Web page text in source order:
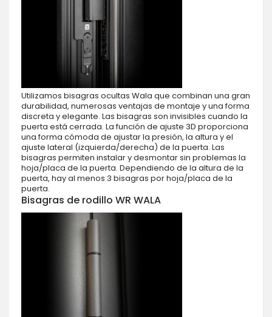
Utilizamos bisagras ocultas Wala que combinan una gran
durabilidad, numerosas ventajas de montaje y una forma
discreta y elegante. Las bisagras son invisibles cuando la
puerta está cerrada. La función de ajuste 3D proporciona
una forma cómoda de ajustar la presión, la altura y el
ajuste lateral (izquierda/derecha) de la puerta. Las
bisagras permiten instalar y desmontar sin problemas la
hoja/placa de la puerta. Dependiendo de la altura de la
puerta, hay al menos 3 bisagras por hoja/placa de la
puerta.
Bisagras de rodillo WR WALA